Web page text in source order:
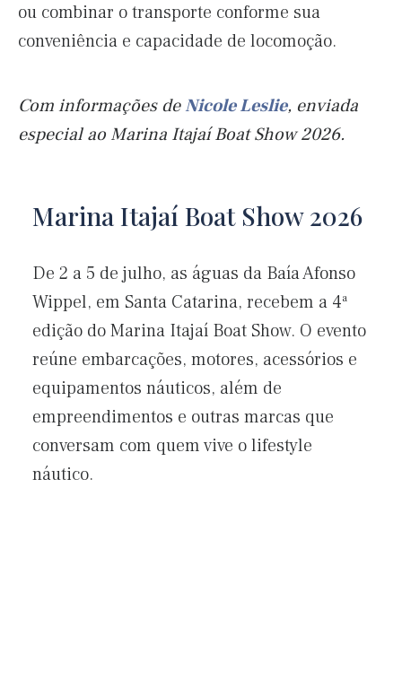
ou combinar o transporte conforme sua
conveniência e capacidade de locomoção.
Com informações deNicole Leslie, enviada
especial ao Marina Itajaí Boat Show 2026.
Marina Itajaí Boat Show 2026
De 2 a 5 de julho, as águas da Baía Afonso
Wippel, em Santa Catarina, recebem a 4ª
edição do Marina Itajaí Boat Show. O evento
reúne embarcações, motores, acessórios e
equipamentos náuticos, além de
empreendimentos e outras marcas que
conversam com quem vive o lifestyle
náutico.